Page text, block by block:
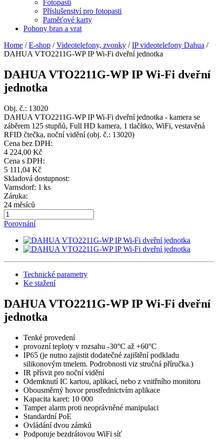
Fotopasti
Příslušenství pro fotopasti
Paměťové karty
Pohony bran a vrat
Home / E-shop / Videotelefony, zvonky / IP videotelefony Dahua /
DAHUA VTO2211G-WP IP Wi-Fi dveřní jednotka
DAHUA VTO2211G-WP IP Wi-Fi dveřní
jednotka
Obj. č.: 13020
DAHUA VTO2211G-WP IP Wi-Fi dveřní jednotka - kamera se
záběrem 125 stupňů, Full HD kamera, 1 tlačítko, WiFi, vestavěná
RFID čtečka, noční vidění (obj. č.: 13020)
Cena bez DPH:
4 224,00 Kč
Cena s DPH:
5 111,04 Kč
Skladová dostupnost:
Varnsdorf: 1 ks
Záruka:
24 měsíců
Porovnání
Technické parametry
Ke stažení
DAHUA VTO2211G-WP IP Wi-Fi dveřní
jednotka
Tenké provedení
provozní teploty v rozsahu -30°C až +60°C
IP65 (je nutno zajistit dodatečné zajištění podkladu
silikonovým tmelem. Podrobnosti viz stručná příručka.)
IR přísvit pro noční vidění
Odemknutí IC kartou, aplikací, nebo z vnitřního monitoru
Obousměrný hovor prostřednictvím aplikace
Kapacita karet: 10 000
Tamper alarm proti neoprávněné manipulaci
Standardní PoE
Ovládání dvou zámků
Podporuje bezdrátovou WiFi síť